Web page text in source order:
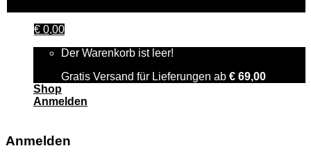
€ 0,00
Der Warenkorb ist leer!
Gratis Versand für Lieferungen ab € 69,00
Shop
Anmelden
Anmelden